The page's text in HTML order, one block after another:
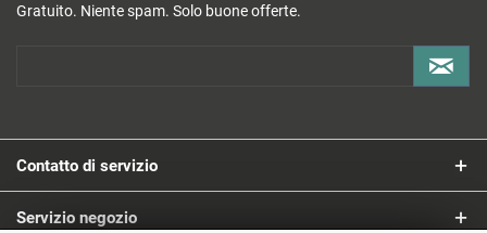
Gratuito. Niente spam. Solo buone offerte.
Contatto di servizio
Servizio negozio